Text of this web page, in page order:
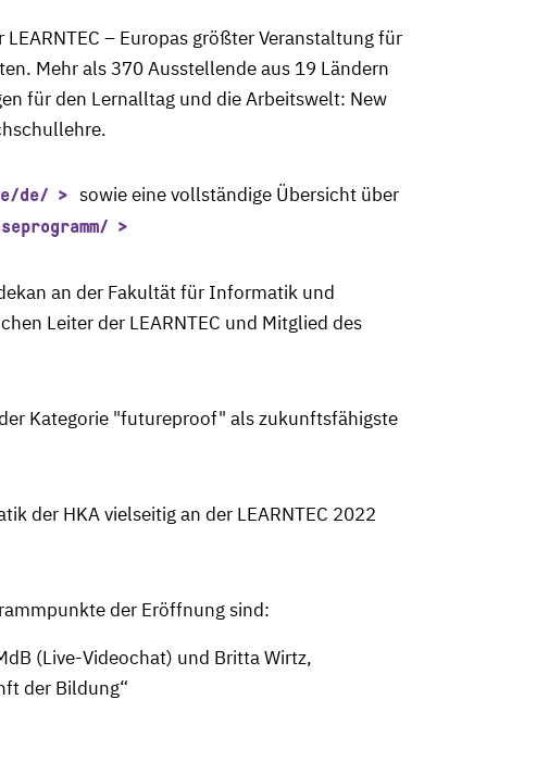
– Europas größter Veranstaltung für
Mehr als 370 Ausstellende aus 19 Ländern
für den Lernalltag und die Arbeitswelt: New
de/
sowie eine vollständige Übersicht über
an der Fakultät für Informatik und
Leiter der LEARNTEC und Mitglied des
Kategorie "futureproof" als zukunftsfähigste
der HKA vielseitig an der LEARNTEC 2022
der Eröffnung sind:
(Live-Videochat) und Britta Wirtz,
der Bildung“